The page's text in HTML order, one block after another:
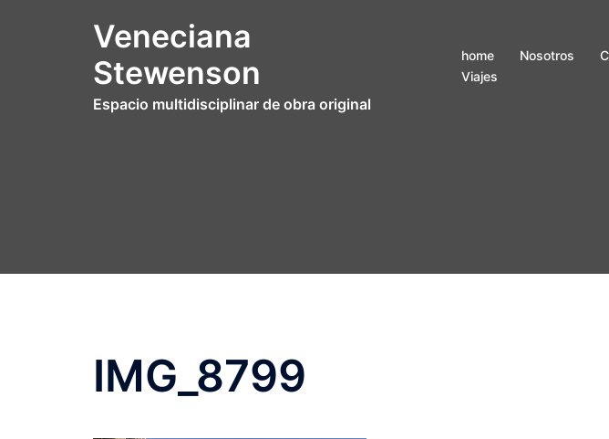
Veneciana
Stewenson
Espacio multidisciplinar de obra original
home Nosotros
Viajes
IMG_8799